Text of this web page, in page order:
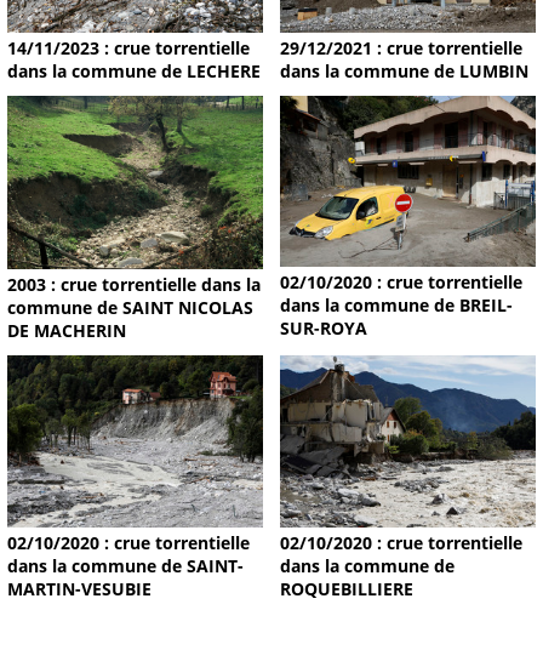
14/11/2023 : crue torrentielle
dans la commune de LECHERE
29/12/2021 : crue torrentielle
dans la commune de LUMBIN
2003 : crue torrentielle dans la
commune de SAINT NICOLAS
DE MACHERIN
02/10/2020 : crue torrentielle
dans la commune de BREIL-
SUR-ROYA
02/10/2020 : crue torrentielle
dans la commune de SAINT-
MARTIN-VESUBIE
02/10/2020 : crue torrentielle
dans la commune de
ROQUEBILLIERE